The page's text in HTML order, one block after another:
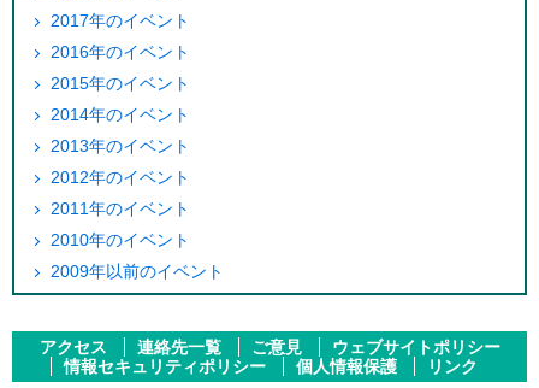
2017年のイベント
2016年のイベント
2015年のイベント
2014年のイベント
2013年のイベント
2012年のイベント
2011年のイベント
2010年のイベント
2009年以前のイベント
アクセス 連絡先一覧 ご意見
ウェブサイトポリシー
情報セキュリティポリシー
個人情報保護 リンク